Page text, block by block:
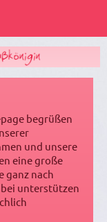
begrüßen
und unsere
eine große
ganz nach
unterstützen